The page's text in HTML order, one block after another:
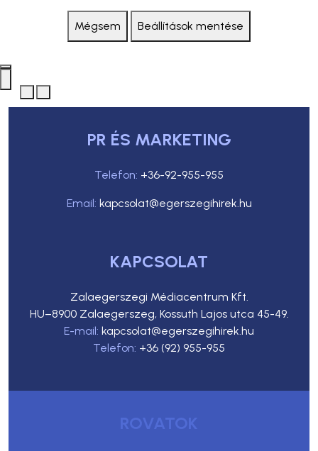
Mégsem Beállítások mentése
PR ÉS MARKETING
Telefon: +36-92-955-955
Email: kapcsolat@egerszegihirek.hu
KAPCSOLAT
Zalaegerszegi Médiacentrum Kft.
HU–8900 Zalaegerszeg, Kossuth Lajos utca 45-49.
E-mail: kapcsolat@egerszegihirek.hu
Telefon: +36 (92) 955-955
ROVATOK